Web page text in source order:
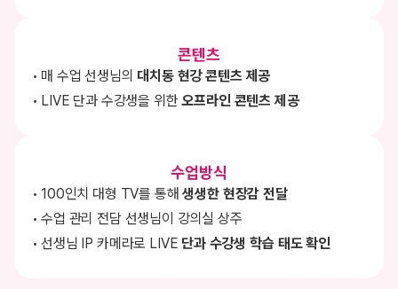
콘텐츠
매 수업 선생님의 대치동 현강 콘텐츠 제공
LIVE 단과 수강생을 위한오프라인 콘텐츠 제공
수업방식
100인치 대형 TV를 통해생생한 현장감 전달
수업 관리 전담 선생님이 강의실 상주
선생님 IP 카메라로 LIVE 단과 수강생 학습 태도 확인